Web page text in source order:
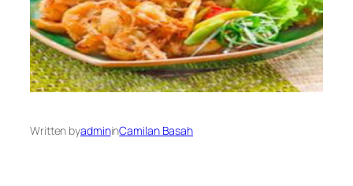
Written byadmininCamilan Basah